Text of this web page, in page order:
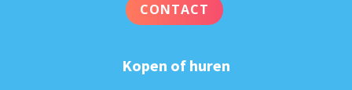
CONTACT
Kopen of huren